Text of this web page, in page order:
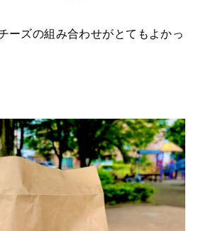
ーズの組み合わせがとてもよかっ